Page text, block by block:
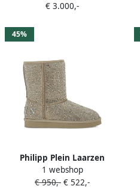
€ 3.000,-
45%
Philipp Plein Laarzen
verfraaid met logo Beige
1 webshop
€ 950,- € 522,-